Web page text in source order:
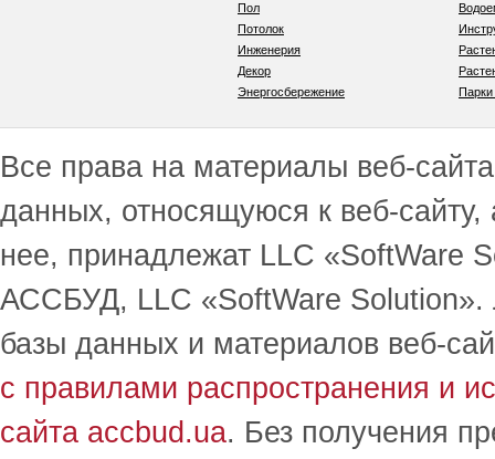
Пол
Потолок
Инженерия
Декор
Энергосбережение
Все права на материалы веб-
данных, относящуюся к веб-
нее, принадлежат LLC
АССБУД, LLC «SoftWare Solution».
базы данных и материалов веб-
с правилами распространения и
сайта accbud.ua. Без получения